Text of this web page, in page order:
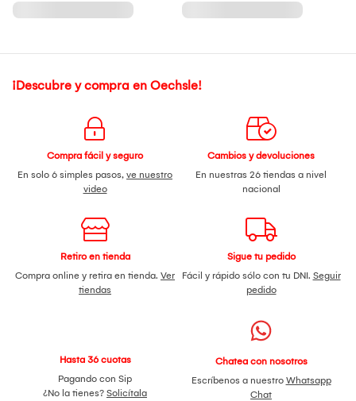
¡Descubre y compra en Oechsle!
Compra fácil y seguro
En solo 6 simples pasos, ve nuestro
video
Cambios y devoluciones
En nuestras 26 tiendas a nivel
nacional
Retiro en tienda
Compra online y retira en tienda. Ver
tiendas
Sigue tu pedido
Fácil y rápido sólo con tu DNI. Seguir
pedido
Hasta 36 cuotas
Pagando con Sip
¿No la tienes? Solicítala
Chatea con nosotros
Escríbenos a nuestro Whatsapp
Chat